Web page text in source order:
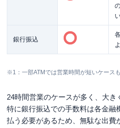
銀行振込
※1：一部ATMでは営業時間が短いケース
24時間営業のケースが多く、大き
特に銀行振込での手数料は各金融
払う必要があるため、無駄な出費